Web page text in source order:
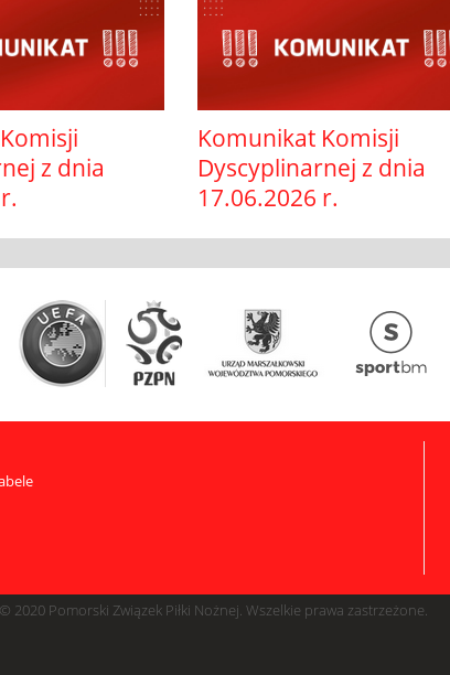
z dnia
Komunikat Komisji
Dyscyplinarnej z dnia
17.06.2026 r.
2020 Pomorski Związek Piłki Nożnej. Wszelkie prawa zastrzeżone.